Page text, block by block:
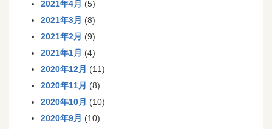
2021年4月 (5)
2021年3月 (8)
2021年2月 (9)
2021年1月 (4)
2020年12月 (11)
2020年11月 (8)
2020年10月 (10)
2020年9月 (10)